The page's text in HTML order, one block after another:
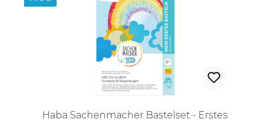
Haba Sachenmacher Bastelset - Erstes